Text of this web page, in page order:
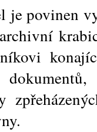
je povinen